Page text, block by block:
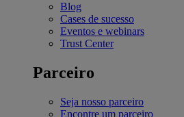
Blog
Cases de sucesso
Eventos e webinars
Trust Center
Parceiro
Seja nosso parceiro
Encontre um parceiro